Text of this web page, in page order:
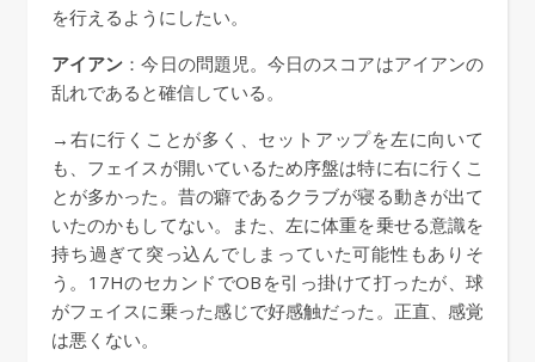
を行えるようにしたい。
アイアン ：今日の問題児。今日のスコアはアイアンの
乱れであると確信している。
→右に行くことが多く、セットアップを左に向いて
も、フェイスが開いているため序盤は特に右に行くこ
とが多かった。昔の癖であるクラブが寝る動きが出て
いたのかもしてない。また、左に体重を乗せる意識を
持ち過ぎて突っ込んでしまっていた可能性もありそ
う。17HのセカンドでOBを引っ掛けて打ったが、球
がフェイスに乗った感じで好感触だった。正直、感覚
は悪くない。